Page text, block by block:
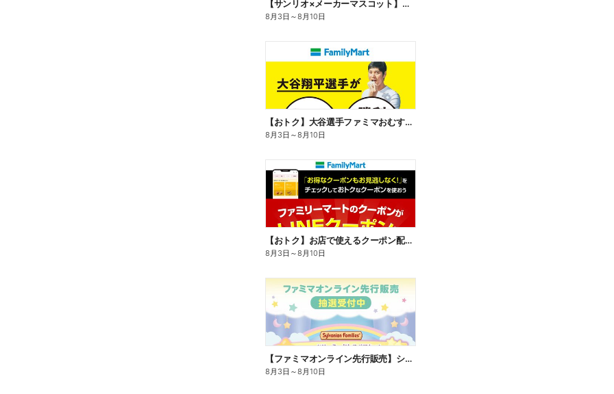
【サンリオ×メーカーマスコット】オリジナルグッズ貰える!
8月3日 ～8月10日
【おトク】大谷選手ファミマおむすび割
8月3日 ～8月10日
【おトク】お店で使えるクーポン配信中
8月3日 ～8月10日
【ファミマオンライン先行販売】シルバニアファミリー
8月3日 ～8月10日